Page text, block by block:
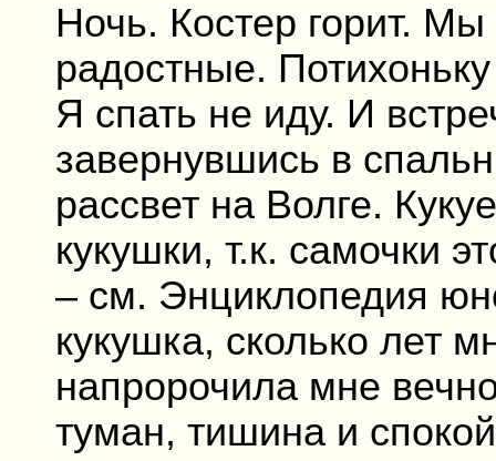
Ночь. Костер горит.
радостные.
Я спать не иду. И
завернувшись в
рассвет на Волге.
кукушки, т.к. самочки
– см. Энциклопедия
кукушка, сколько лет
напророчила мне
туман, тишина и